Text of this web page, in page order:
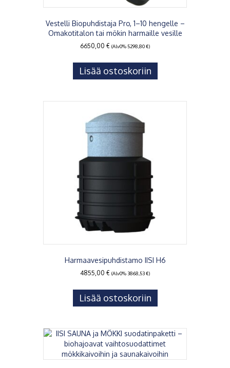
Vestelli Biopuhdistaja Pro, 1–10 hengelle –
Omakotitalon tai mökin harmaille vesille
6650,00 € (Alv0% 5298,80€)
Lisää ostoskoriin
Harmaavesipuhdistamo IISI H6
4855,00 € (Alv0% 3868,53€)
Lisää ostoskoriin